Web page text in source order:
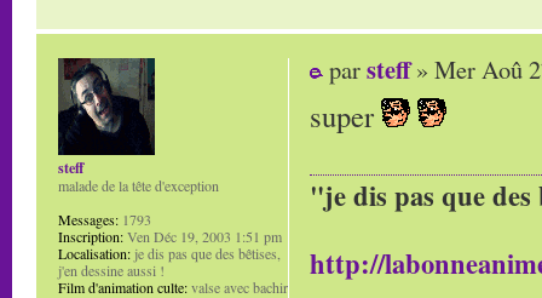
parsteff» Mer Aoû
super
"je dis pas que
http://
steff
malade de la tête d'exception
Messages: 1793
Inscription:Ven Déc 19, 2003 1:51 pm
Localisation: je dis pas que des bêtises,
j'en dessine aussi !
Film d'animation culte:valse avec bachir